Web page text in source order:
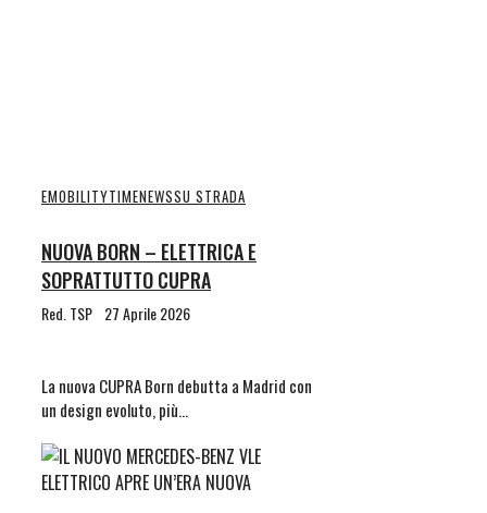
EMOBILITYTIMENEWSSU STRADA
NUOVA BORN – ELETTRICA E
SOPRATTUTTO CUPRA
Red. TSP 27 Aprile 2026
La nuova CUPRA Born debutta a Madrid con
un design evoluto, più…